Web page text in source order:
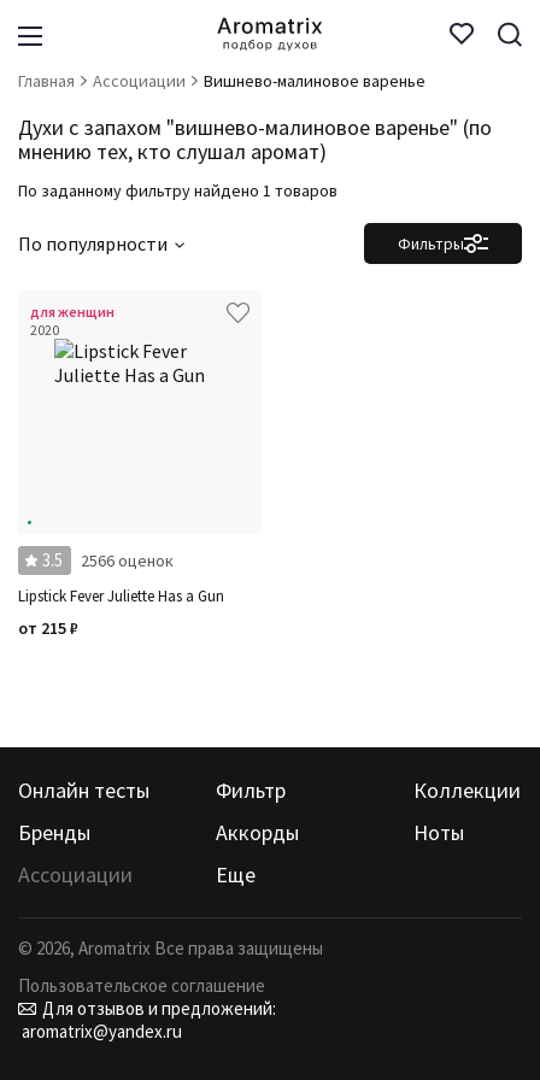
Главная Ассоциации Вишнево-малиновое варенье
Духи с запахом "вишнево-малиновое варенье" (по
мнению тех, кто слушал аромат)
По заданному фильтру найдено 1 товаров
Фильтры
По популярности
для женщин
2020
3.5 2566 оценок
Lipstick Fever Juliette Has a Gun
от 215₽
Онлайн тесты Фильтр
Коллекции
Бренды
Аккорды
Ноты
Ассоциации
Еще
© 2026, Aromatrix Все права защищены
Пользовательское соглашение
Для отзывов и предложений:
aromatrix@yandex.ru